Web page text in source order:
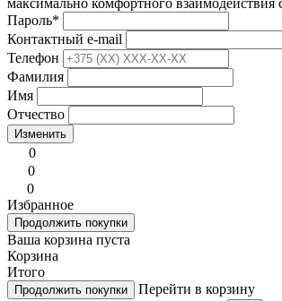
максимально комфортного взаимодействия
Пароль*
Контактный e-mail
Телефон
Фамилия
Имя
Отчество
Изменить
0
0
0
Избранное
Продолжить покупки
Ваша корзина пуста
Корзина
Итого
Продолжить покупки Перейти в корзину